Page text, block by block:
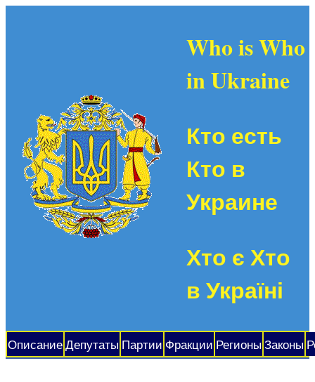
Who is Who
in Ukraine
Кто есть
Кто в
Украине
Хто є Хто
в Україні
Описание Депутаты Партии Фракции Регионы Законы